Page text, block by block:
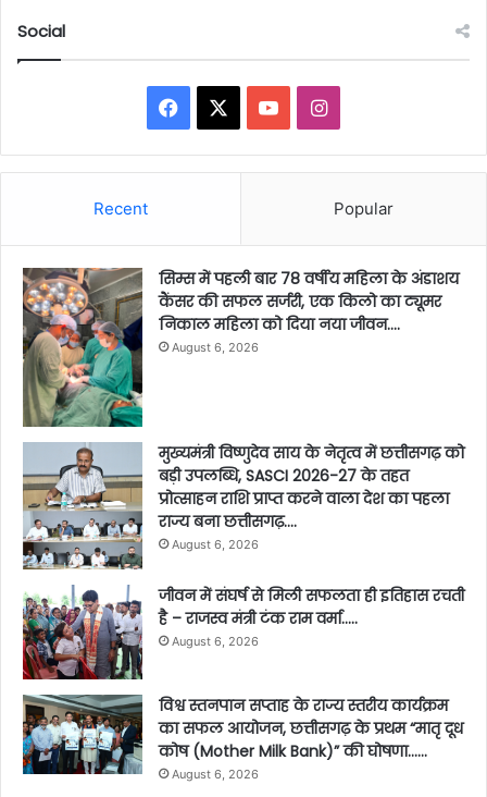
Social
Facebook YouTubeInstagram
Recent Popular
सिम्स में पहली बार 78 वर्षीय महिला के अंडाशय
कैंसर की सफल सर्जरी, एक किलो का ट्यूमर
निकाल महिला को दिया नया जीवन….
August 6, 2026
मुख्यमंत्री विष्णुदेव साय के नेतृत्व में छत्तीसगढ़ को
बड़ी उपलब्धि, SASCI 2026-27 के तहत
प्रोत्साहन राशि प्राप्त करने वाला देश का पहला
राज्य बना छत्तीसगढ़….
August 6, 2026
जीवन में संघर्ष से मिली सफलता ही इतिहास रचती
है – राजस्व मंत्री टंक राम वर्मा…..
August 6, 2026
विश्व स्तनपान सप्ताह के राज्य स्तरीय कार्यक्रम
का सफल आयोजन, छत्तीसगढ़ के प्रथम “मातृ दूध
कोष (Mother Milk Bank)” की घोषणा……
August 6, 2026